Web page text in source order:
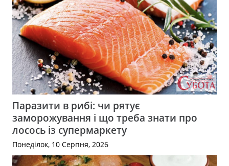
Паразити в рибі: чи рятує
заморожування і що треба знати про
лосось із супермаркету
Понеділок, 10 Серпня, 2026